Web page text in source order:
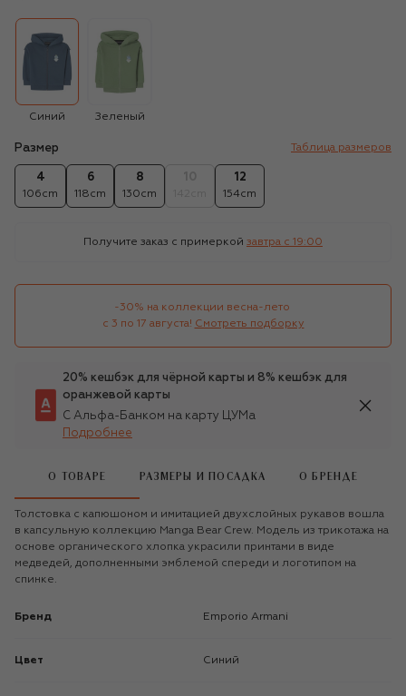
Синий Зеленый
Размер Таблица размеров
4
106cm
6
118cm
8
130cm
12
154cm
Получите заказ с примеркой завтра c 19:00
-30% на коллекции весна-лето
с 3 по 17 августа! Смотреть подборку
20% кешбэк для чёрной карты и 8% кешбэк для
оранжевой карты
С Альфа-Банком на карту ЦУМа
Подробнее
О ТОВАРЕ РАЗМЕРЫ И ПОСАДКА О БРЕНДЕ
Толстовка с капюшоном и имитацией двухслойных рукавов вошла
в капсульную коллекцию Manga Bear Crew. Модель из трикотажа на
основе органического хлопка украсили принтами в виде
медведей, дополненными эмблемой спереди и логотипом на
спинке.
Бренд Emporio Armani
Цвет Синий